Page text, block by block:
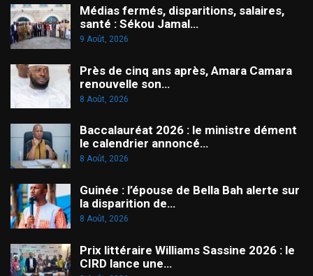
Médias fermés, disparitions, salaires,
santé : Sékou Jamal…
9 Août, 2026
Près de cinq ans après, Amara Camara
renouvelle son…
8 Août, 2026
Baccalauréat 2026 : le ministre dément
le calendrier annoncé…
8 Août, 2026
Guinée : l’épouse de Bella Bah alerte sur
la disparition de…
8 Août, 2026
Prix littéraire Williams Sassine 2026 : le
CIRD lance une…